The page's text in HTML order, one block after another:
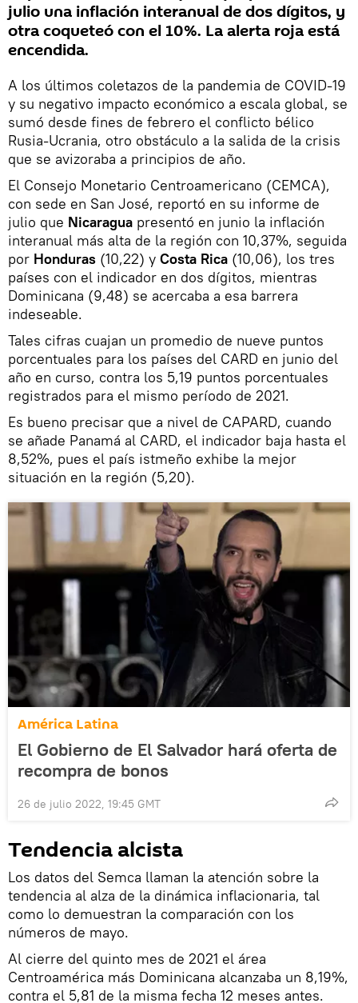
julio una inflación interanual de dos dígitos, y
otra coqueteó con el 10%. La alerta roja está
encendida.
A los últimos coletazos de la pandemia de COVID-19
y su negativo impacto económico a escala global, se
sumó desde fines de febrero el conflicto bélico
Rusia-Ucrania, otro obstáculo a la salida de la crisis
que se avizoraba a principios de año.
El Consejo Monetario Centroamericano (CEMCA),
con sede en San José, reportó en su informe de
julio que Nicaragua presentó en junio la inflación
interanual más alta de la región con 10,37%, seguida
por Honduras (10,22) y Costa Rica (10,06), los tres
países con el indicador en dos dígitos, mientras
Dominicana (9,48) se acercaba a esa barrera
indeseable.
Tales cifras cuajan un promedio de nueve puntos
porcentuales para los países del CARD en junio del
año en curso, contra los 5,19 puntos porcentuales
registrados para el mismo período de 2021.
Es bueno precisar que a nivel de CAPARD, cuando
se añade Panamá al CARD, el indicador baja hasta el
8,52%, pues el país istmeño exhibe la mejor
situación en la región (5,20).
América Latina
El Gobierno de El Salvador hará oferta de
recompra de bonos
26 de julio 2022, 19:45 GMT
Tendencia alcista
Los datos del Semca llaman la atención sobre la
tendencia al alza de la dinámica inflacionaria, tal
como lo demuestran la comparación con los
números de mayo.
Al cierre del quinto mes de 2021 el área
Centroamérica más Dominicana alcanzaba un 8,19%,
contra el 5,81 de la misma fecha 12 meses antes.